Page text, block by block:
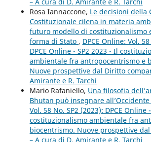
Rosa Iannaccone, Le decisioni della
Costituzionale cilena in materia
futuro modello di costituzionalismo
forma di Stato , DPCE Online: Vol.
DPCE Online - SP2 2023 - Il
ambientale fra antropocentrismo e
Nuove prospettive dal Diritto
Amirante e R. Tarchi
Mario Rafaniello, Una filosofia
Bhutan può insegnare all’Occidente
Vol. 58 No. SP2 (2023): DPCE Online
costituzionalismo ambientale fra
biocentrismo. Nuove prospettive
– A cura di D. Amirante e R. Tarchi